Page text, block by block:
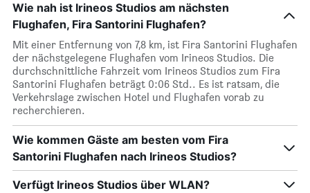
Wie nah ist Irineos Studios am nächsten
Flughafen, Fira Santorini Flughafen?
Mit einer Entfernung von 7,8 km, ist Fira Santorini Flughafen
der nächstgelegene Flughafen vom Irineos Studios. Die
durchschnittliche Fahrzeit vom Irineos Studios zum Fira
Santorini Flughafen beträgt 0:06 Std.. Es ist ratsam, die
Verkehrslage zwischen Hotel und Flughafen vorab zu
recherchieren.
Wie kommen Gäste am besten vom Fira
Santorini Flughafen nach Irineos Studios?
Verfügt Irineos Studios über WLAN?